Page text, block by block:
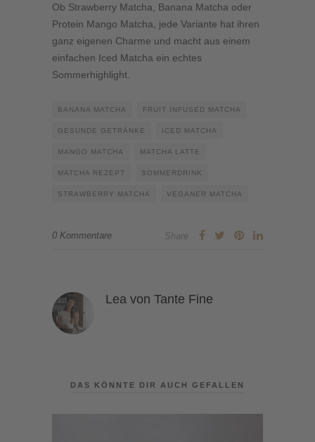
Ob Strawberry Matcha, Banana Matcha oder
Protein Mango Matcha, jede Variante hat ihren
ganz eigenen Charme und macht aus einem
einfachen Iced Matcha ein echtes
Sommerhighlight.
BANANA MATCHA FRUIT INFUSED MATCHA
GESUNDE GETRÄNKE ICED MATCHA
MANGO MATCHA MATCHA LATTE
MATCHA REZEPT SOMMERDRINK
STRAWBERRY MATCHA VEGANER MATCHA
0 Kommentare Share
Lea von Tante Fine
DAS KÖNNTE DIR AUCH GEFALLEN